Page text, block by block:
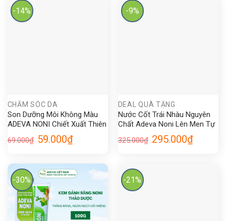
-14%
CHĂM SÓC DA
Son Dưỡng Môi Không Màu
ADEVA NONI Chiết Xuất Thiên
Nhiên Giúp Dưỡng Môi Hồng
Hào, Mềm Mịn 5gr
69.000₫ Giá
gốc
59.000₫Giá
59.000₫.
-9%
DEAL QUÀ TẶNG
Nước Cốt Trái Nhàu Nguyên
Chất Adeva Noni Lên Men Tự
Nhiên Từ Trái Nhàu Chín già 1
lít
325.000₫ Giá
gốc
295.000₫Giá
-30% -21%